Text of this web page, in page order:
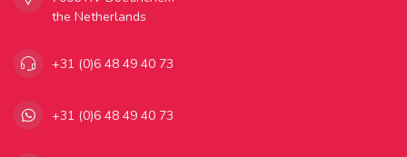
the Netherlands
+31 (0)6 48 49 40 73
+31 (0)6 48 49 40 73